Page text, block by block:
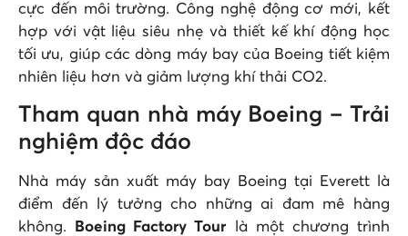
cực đến môi trường. Công nghệ động cơ mới, kết
hợp với vật liệu siêu nhẹ và thiết kế khí động học
tối ưu, giúp các dòng máy bay của Boeing tiết kiệm
nhiên liệu hơn và giảm lượng khí thải CO2.
Tham quan nhà máy Boeing – Trải
nghiệm độc đáo
Nhà máy sản xuất máy bay Boeing tại Everett là
điểm đến lý tưởng cho những ai đam mê hàng
không.
Boeing Factory Tour là một chương trình